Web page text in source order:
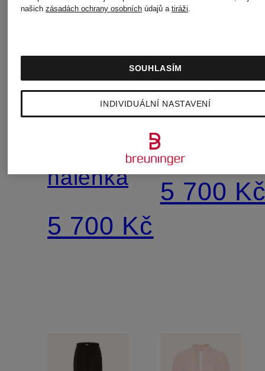
PATRIZIA
PEPE
halenka
5 700 Kč
PATRIZIA
PEPE
Halenka
5 700
našichzásadách ochrany osobních údajů atiráži.
INDIVIDUÁLNÍ NASTAVENÍ
SOUHLASÍM